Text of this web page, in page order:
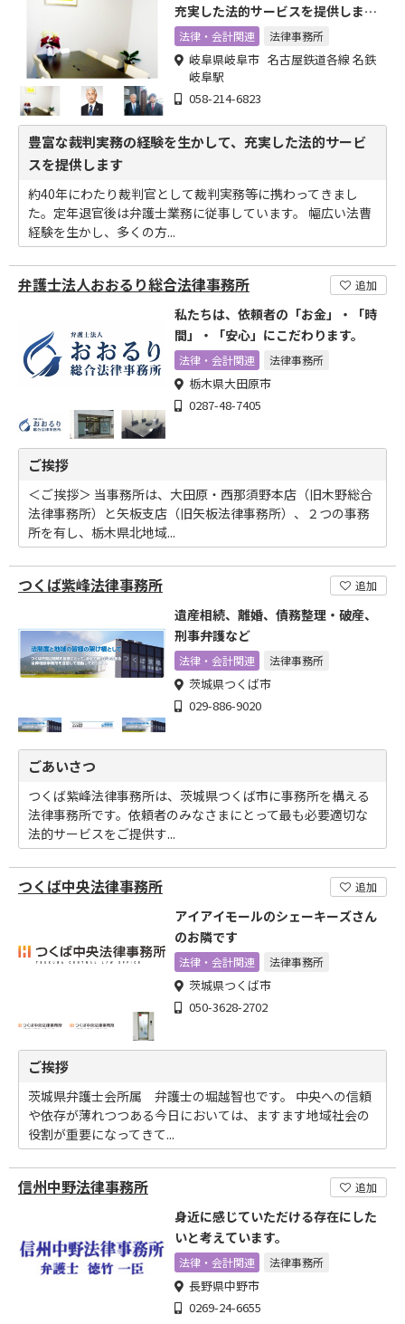
充実した法的サービスを提供しま
す。
法律・会計関連 法律事務所
岐阜県岐阜市 名古屋鉄道各線 名鉄
岐阜駅
058-214-6823
豊富な裁判実務の経験を生かして、充実した法的サービ
スを提供します
約40年にわたり裁判官として裁判実務等に携わってきまし
た。定年退官後は弁護士業務に従事しています。 幅広い法曹
経験を生かし、多くの方...
弁護士法人おおるり総合法律事務所 追加
私たちは、依頼者の「お金」・「時
間」・「安心」にこだわります。
法律・会計関連 法律事務所
栃木県大田原市
0287-48-7405
ご挨拶
＜ご挨拶＞ 当事務所は、大田原・西那須野本店（旧木野総合
法律事務所）と矢板支店（旧矢板法律事務所）、２つの事務
所を有し、栃木県北地域...
つくば紫峰法律事務所 追加
遺産相続、離婚、債務整理・破産、
刑事弁護など
法律・会計関連 法律事務所
茨城県つくば市
029-886-9020
ごあいさつ
つくば紫峰法律事務所は、茨城県つくば市に事務所を構える
法律事務所です。依頼者のみなさまにとって最も必要適切な
法的サービスをご提供す...
つくば中央法律事務所 追加
アイアイモールのシェーキーズさん
のお隣です
法律・会計関連 法律事務所
茨城県つくば市
050-3628-2702
ご挨拶
茨城県弁護士会所属 弁護士の堀越智也です。 中央への信頼
や依存が薄れつつある今日においては、ますます地域社会の
役割が重要になってきて...
信州中野法律事務所 追加
身近に感じていただける存在にした
いと考えています。
法律・会計関連 法律事務所
長野県中野市
0269-24-6655